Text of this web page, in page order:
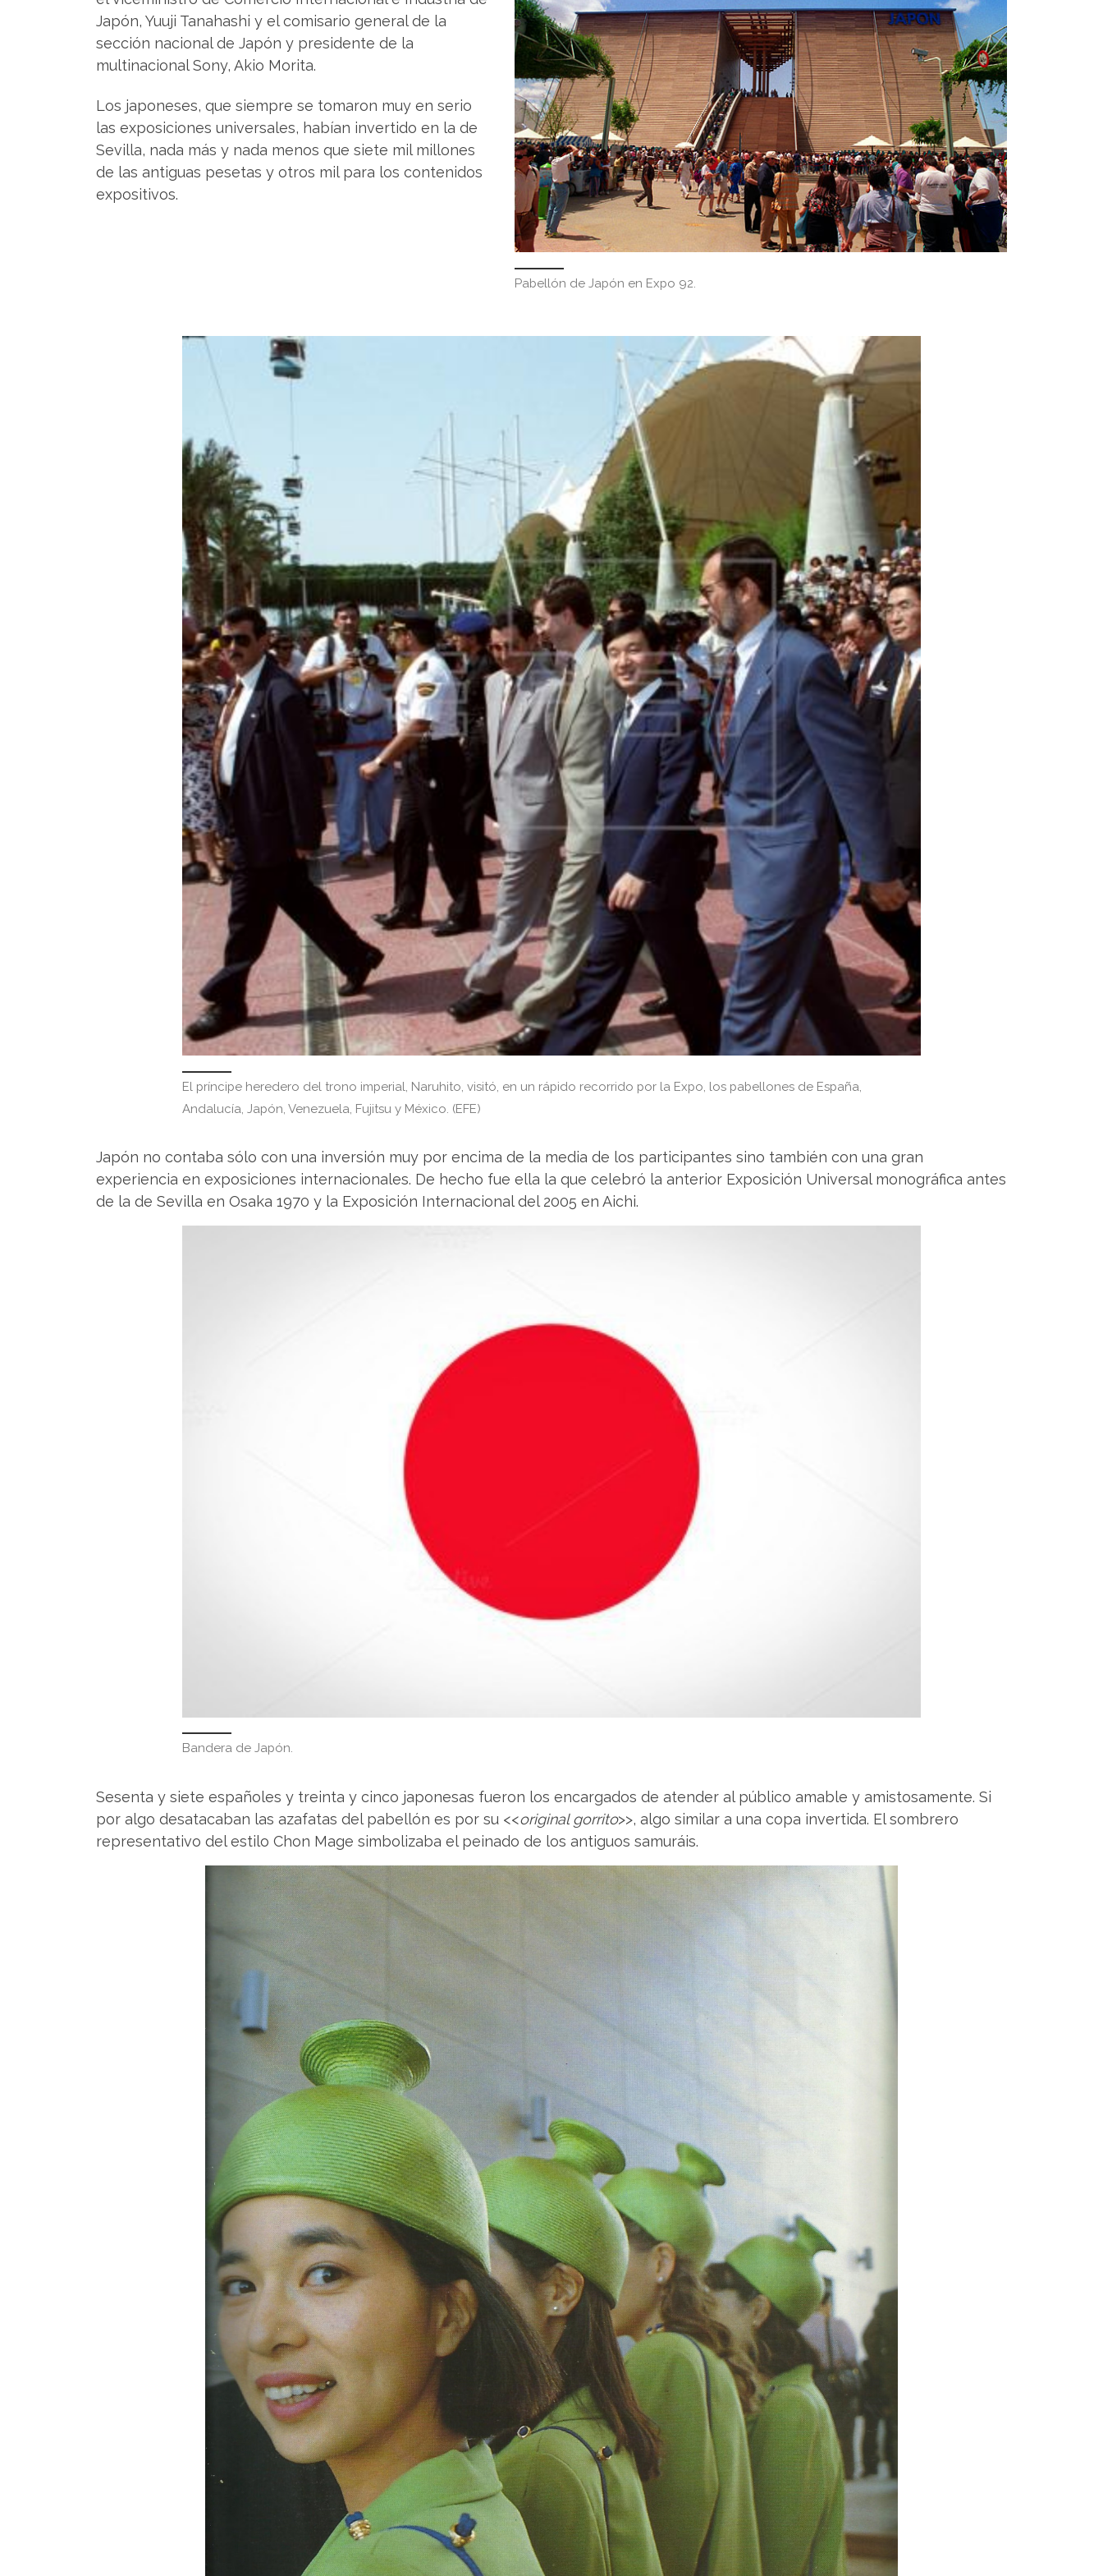
Pabellón de Japón en Expo 92.
Japón, Yuuji Tanahashi y el comisario general de la
sección nacional de Japón y presidente de la
multinacional Sony, Akio Morita.
Los japoneses, que siempre se tomaron muy en serio
las exposiciones universales, habían invertido en la de
Sevilla, nada más y nada menos que siete mil millones
de las antiguas pesetas y otros mil para los contenidos
expositivos.
El príncipe heredero del trono imperial, Naruhito, visitó, en un rápido recorrido por la Expo, los pabellones de España,
Andalucía, Japón, Venezuela, Fujitsu y México. (EFE)
Japón no contaba sólo con una inversión muy por encima de la media de los participantes sino también con una gran
experiencia en exposiciones internacionales. De hecho fue ella la que celebró la anterior Exposición Universal monográfica antes
de la de Sevilla en Osaka 1970 y la Exposición Internacional del 2005 en Aichi.
Bandera de Japón.
Sesenta y siete españoles y treinta y cinco japonesas fueron los encargados de atender al público amable y amistosamente. Si
por algo desatacaban las azafatas del pabellón es por su <<original gorrito>>, algo similar a una copa invertida. El sombrero
representativo del estilo Chon Mage simbolizaba el peinado de los antiguos samuráis.